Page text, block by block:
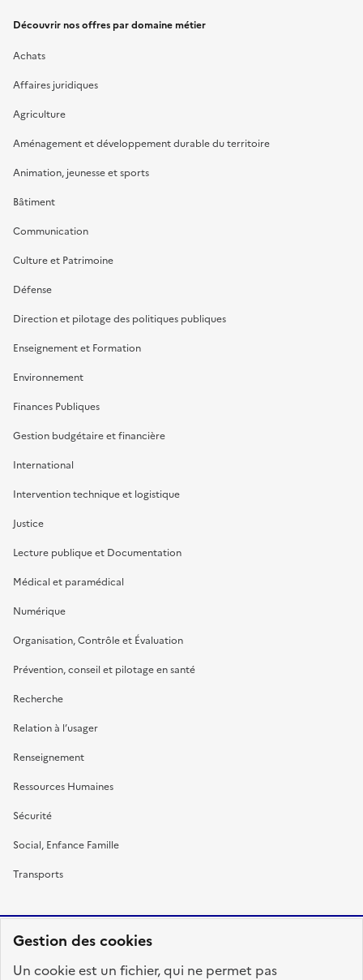
Gestion des cookies
Un cookie est un fichier, qui ne permet pas
Découvrir nos offres par domaine métier
Achats
Affaires juridiques
Agriculture
Aménagement et développement durable du territoire
Animation, jeunesse et sports
Bâtiment
Communication
Culture et Patrimoine
Défense
Direction et pilotage des politiques publiques
Enseignement et Formation
Environnement
Finances Publiques
Gestion budgétaire et financière
International
Intervention technique et logistique
Justice
Lecture publique et Documentation
Médical et paramédical
Numérique
Organisation, Contrôle et Évaluation
Prévention, conseil et pilotage en santé
Recherche
Relation à l’usager
Renseignement
Ressources Humaines
Sécurité
Social, Enfance Famille
Transports
FRANÇAISE